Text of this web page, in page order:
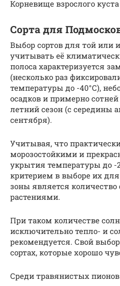
Корневище взрослого
Сорта для
Выбор сортов для той или
учитывать её
полоса характеризуется
(несколько раз
температуры до -40°С),
осадков и примерно
летний сезон (с середины
сентября).
Учитывая, что
морозостойкими и
укрытия температуры до -
критерием в выборе их
зоны является количество
растениями.
При таком количестве
исключительно тепло- и
рекомендуется. Свой
сортах, которые хорошо
Среди травянистых